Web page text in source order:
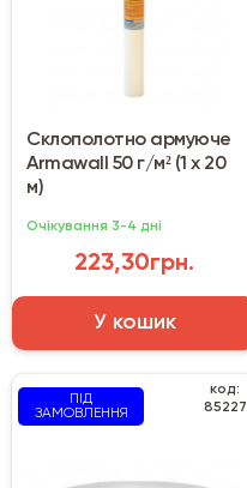
Склополотно армуюче
Armawall 50 г/м² (1 х 20
м)
Очікування 3-4 дні
223,30грн.
У кошик
ПІД
ЗАМОВЛЕННЯ
код:
85227